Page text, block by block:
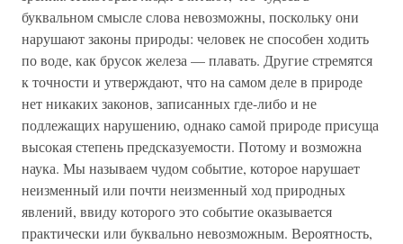
буквальном смысле слова невозможны, поскольку они
нарушают законы природы: человек не способен ходить
по воде, как брусок железа — плавать. Другие стремятся
к точности и утверждают, что на самом деле в природе
нет никаких законов, записанных где-либо и не
подлежащих нарушению, однако самой природе присуща
высокая степень предсказуемости. Потому и возможна
наука. Мы называем чудом событие, которое нарушает
неизменный или почти неизменный ход природных
явлений, ввиду которого это событие оказывается
практически или буквально невозможным. Вероятность,